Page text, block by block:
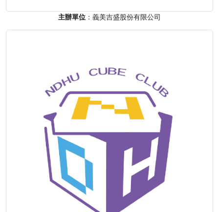
主辦單位 ：義美吉盛股份有限公司